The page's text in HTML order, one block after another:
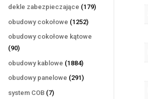
produktów
dekle zabezpieczające 179179
obudowy cokołowe 12521252
obudowy cokołowe kątowe
9090
produktów
obudowy kablowe 18841884
produkty
obudowy panelowe 291291
system COB 77